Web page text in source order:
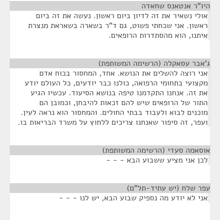
היו"ר אנטאנס שחאדה
אולי נשאיר את זה לדיון ביום ראשון. נעשה את זה ביום
ראשון. אני שכחתי פשוט, גם ד"ר בשארה בשאראת מנצרת
איתנו, הוא מהסתדרות הרופאים.
ג'אבר עסאקלה (הרשימה המשותפת)
אני רוצה להשלים את הנושא. אחד, המחסור בכוח אדם
מקצועי בתחומי הרפואה, כולנו כבר יודעים, כל העולם יודע
את זה. אנחנו התקדמנו טיפה בנושא הסיעוד. עכשיו הגיע
התור של הרופאים שיש להם זכאות להיבחן, וכמובן הם
מוכנים לבוא ולעבוד בבתי החולים. והמחסור הוא נראה לעין.
ועפר, זה סיפור שאנחנו צריכים ללחוץ על משרד הבריאות בו.
אוסאמה סעדי (הרשימה המשותפת)
לכן אני מציע ששבוע הבא - - -
עפר שלח (יש עתיד-תל"ם)
אני לא יודע מה נספיק שבוע הבא, יש לנו - - -